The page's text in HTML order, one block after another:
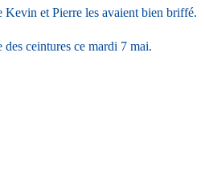
Kevin et Pierre les avaient bien briffé.
des ceintures ce mardi 7 mai.